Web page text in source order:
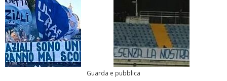
Guarda e pubblica